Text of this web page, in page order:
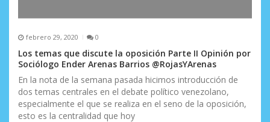
febrero 29, 2020 0
Los temas que discute la oposición Parte II Opinión por
Sociólogo Ender Arenas Barrios @RojasYArenas
En la nota de la semana pasada hicimos introducción de
dos temas centrales en el debate político venezolano,
especialmente el que se realiza en el seno de la oposición,
esto es la centralidad que hoy